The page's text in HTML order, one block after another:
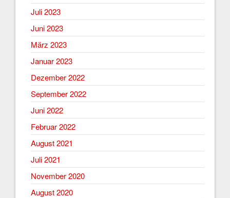
Juli 2023
Juni 2023
März 2023
Januar 2023
Dezember 2022
September 2022
Juni 2022
Februar 2022
August 2021
Juli 2021
November 2020
August 2020